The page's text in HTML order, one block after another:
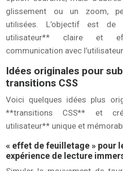
glissement ou un zoom,
utilisées. L’objectif est de
utilisateur** claire et
communication avec
Idées originales pour
transitions CSS
Voici quelques idées plus
**transitions CSS** et
utilisateur** unique et
« effet de feuilletage » pour
expérience de lecture